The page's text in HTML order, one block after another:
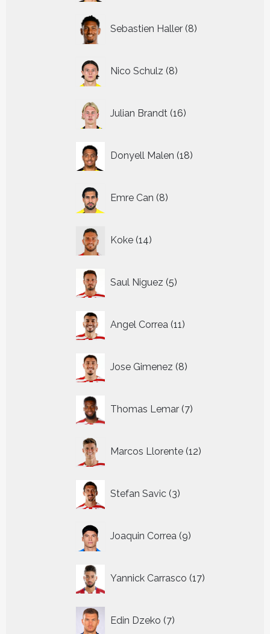
Sebastien Haller 8
producten
Nico Schulz 8
producten
Julian Brandt 16
producten
Donyell Malen 18
producten
Emre Can 8
producten
Koke 14
producten
Saul Niguez 5
producten
Angel Correa 11
producten
Jose Gimenez 8
producten
Thomas Lemar 7
producten
Marcos Llorente 12
producten
Stefan Savic 3
producten
Joaquin Correa 9
producten
Yannick Carrasco 17
producten
Edin Dzeko 7
producten